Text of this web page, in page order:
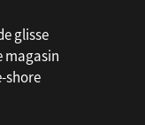
glisse
magasin
shore